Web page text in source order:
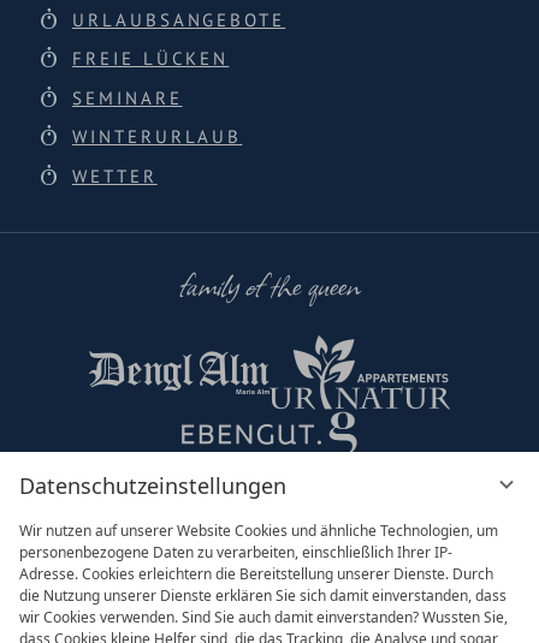
Datenschutzeinstellungen
Wir nutzen auf unserer Website Cookies und ähnliche Technologien, um
personenbezogene Daten zu verarbeiten, einschließlich Ihrer IP-
Adresse. Cookies erleichtern die Bereitstellung unserer Dienste. Durch
die Nutzung unserer Dienste erklären Sie sich damit einverstanden, dass
wir Cookies verwenden. Sind Sie auch damit einverstanden? Wussten Sie,
dass Cookies kleine Helfer sind, die das Tracking, die Analyse und sogar
URLAUBSANGEBOTE
FREIE LÜCKEN
SEMINARE
WINTERURLAUB
WETTER
family of the queen